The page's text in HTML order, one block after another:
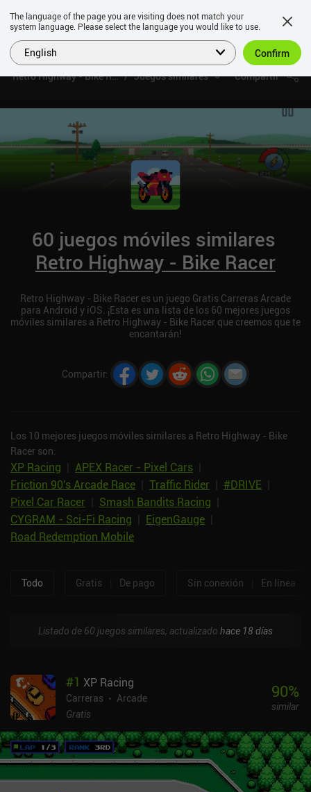
Retro Highway - Bike Racer Juegos similares Compartir
60 juegos móviles similares
Retro Highway - Bike Racer
Retro Highway - Bike Racer es un juego Gratis Carreras Arcade
para Android y iOS. ¡Esta es una lista de los 60 mejores juegos
móviles similares a Retro Highway - Bike Racer que creemos que te
encantarán!
Compartir:
Los 10 mejores juegos móviles similares a Retro Highway - Bike
Racer son:
XP Racing APEX Racer - Pixel Cars
Friction 90's Arcade Race
Traffic Rider #DRIVE
Pixel Car Racer
Smash Bandits Racing
CYGRAM - Sci-Fi Racing
EigenGauge
Road Redemption Mobile
Todo Gratis De pago Sin conexión En línea
Listado de 60 juegos similares, actualizado hace 18 días
#1 XP Racing
Carreras
Arcade
Gratis
90%
similar
The language of the page you are visiting does not match your
system language. Please select the language you would like to use.
English Confirm